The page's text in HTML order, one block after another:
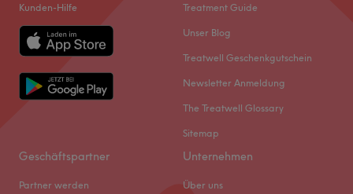
Kunden-Hilfe Treatment Guide
Unser Blog
Treatwell Geschenkgutschein
Newsletter Anmeldung
The Treatwell Glossary
Sitemap
Geschäftspartner
Partner werden
Unternehmen
Über uns